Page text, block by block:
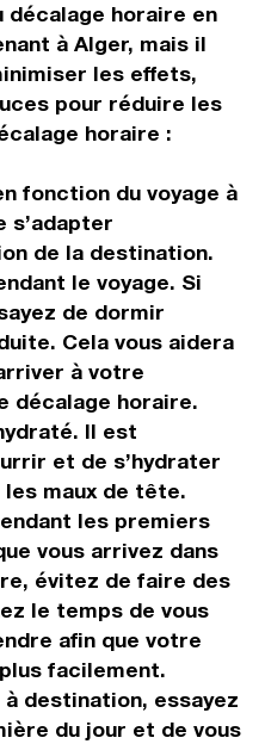
horaire en
à Alger, mais il
les effets,
pour réduire les
horaire :
fonction du voyage à
s’adapter
de la destination.
le voyage. Si
de dormir
Cela vous aidera
à votre
décalage horaire.
Il est
et de s’hydrater
maux de tête.
les premiers
vous arrivez dans
évitez de faire des
le temps de vous
afin que votre
facilement.
destination, essayez
du jour et de vous